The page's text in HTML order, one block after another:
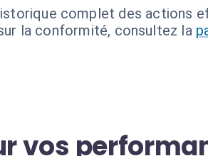
complet des actions
la conformité, consultez la
vos